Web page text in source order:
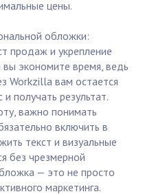
цены.
обложки:
продаж и укрепление
экономите время, ведь
Workzilla вам остается
получать результат.
важно понимать
включить в
текст и визуальные
без чрезмерной
— это не просто
маркетинга.